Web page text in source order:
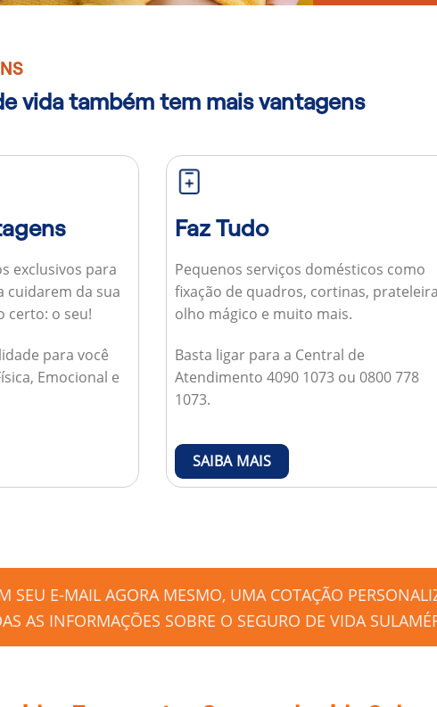
vida também tem mais vantagens
exclusivos para
cuidarem da sua
certo: o seu!
para você
Emocional e
Faz Tudo
Pequenos serviços domésticos como
fixação de quadros, cortinas,
olho mágico e muito mais.
Basta ligar para a Central de
Atendimento 4090 1073 ou 0800 778
1073.
SAIBA MAIS
SEU E-MAIL AGORA MESMO, UMA COTAÇÃO
AS INFORMAÇÕES SOBRE O SEGURO DE VIDA